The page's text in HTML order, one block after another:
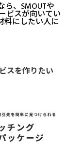
ら、SMOUTや
ビスが向いてい
料にしたい人に
スを作りたい